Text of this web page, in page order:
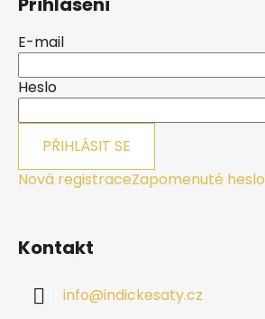
E-mail
Heslo
PŘIHLÁSIT SE
Nová registraceZapomenuté heslo
Kontakt
info@indickesaty.cz